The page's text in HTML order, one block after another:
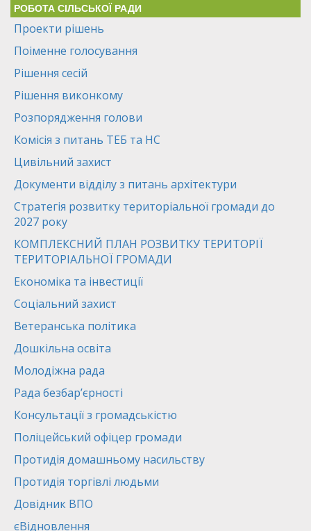
РОБОТА СІЛЬСЬКОЇ РАДИ
Проекти рішень
Поіменне голосування
Рішення сесій
Рішення виконкому
Розпорядження голови
Комісія з питань ТЕБ та НС
Цивільний захист
Документи відділу з питань архітектури
Стратегія розвитку територіальної громади до
2027 року
КОМПЛЕКСНИЙ ПЛАН РОЗВИТКУ ТЕРИТОРІЇ
ТЕРИТОРІАЛЬНОЇ ГРОМАДИ
Економіка та інвестиції
Соціальний захист
Ветеранська політика
Дошкільна освіта
Молодіжна рада
Рада безбар’єрності
Консультації з громадськістю
Поліцейський офіцер громади
Протидія домашньому насильству
Протидія торгівлі людьми
Довідник ВПО
єВідновлення